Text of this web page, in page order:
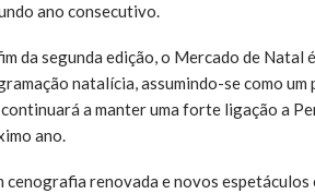
ano consecutivo.
da segunda edição, o Mercado de Natal
natalícia, assumindo-se como
a manter uma forte ligação a
ano.
cenografia renovada e novos